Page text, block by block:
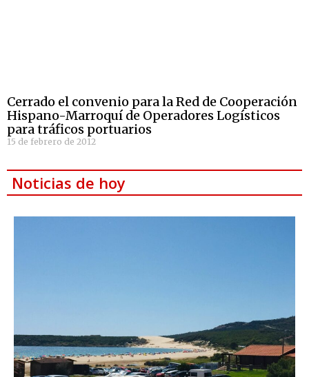
Cerrado el convenio para la Red de Cooperación
Hispano-Marroquí de Operadores Logísticos
para tráficos portuarios
15 de febrero de 2012
Noticias de hoy